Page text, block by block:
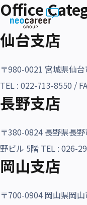
Skip to content
私たちの考え方
事業内容
採用支援
就労支援
業務支援
企業情報
会社概要
役員一覧
ニュース
サステナビリティ
採用情報
Office
仙台支店
〒980-0021 宮城県仙
TEL : 022-713-8550 /
長野支店
〒380-0824 長野県長
野ビル 5階 TEL : 026-
岡山支店
〒700-0904 岡山県岡